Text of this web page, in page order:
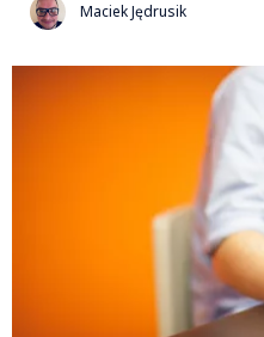
Maciek Jędrusik